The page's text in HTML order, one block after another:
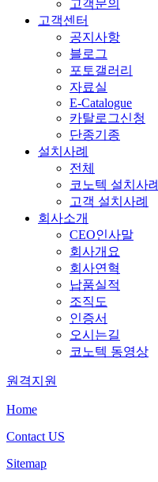
고객문의
고객센터
공지사항
블로그
포토갤러리
자료실
E-Catalogue
카탈로그신청
단종기종
설치사례
전체
코노텍 설치사례
고객 설치사례
회사소개
CEO인사말
회사개요
회사연혁
납품실적
조직도
인증서
오시는길
코노텍 동영상
원격지원
Home
Contact US
Sitemap